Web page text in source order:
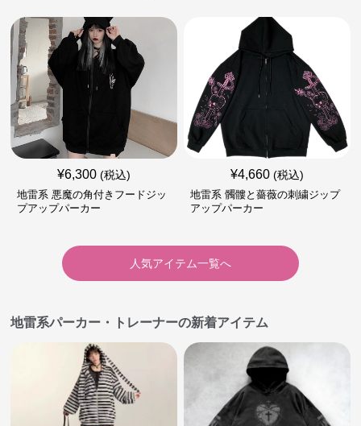
¥6,300 (税込)
地雷系 悪魔の角付きフードジッ
プアップパーカー
¥4,660 (税込)
地雷系 髑髏と薔薇の刺繍ジップ
アップパーカー
人気アイテム一覧へ
地雷系パーカー・トレーナーの新着アイテム